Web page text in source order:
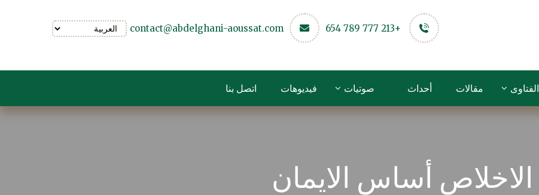
+213 777 789 654
contact@abdelghani-aoussat.com
الفتاوى مقالات أحداث صوتيات فيديوهات اتصل بنا
الاخلاص أساس الايمان